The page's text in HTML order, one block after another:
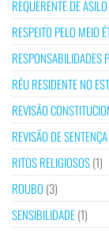
REQUERENTE DE
RESPEITO PELO MEIO
RESPONSABILIDADES
RÉU RESIDENTE NO
REVISÃO
REVISÃO DE
RITOS RELIGIOSOS(1)
ROUBO (3)
SENSIBILIDADE(1)